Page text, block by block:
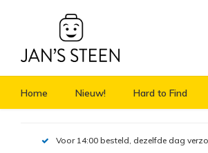
Home Nieuw! Hard to Find
Voor 14:00 besteld, dezelfde dag